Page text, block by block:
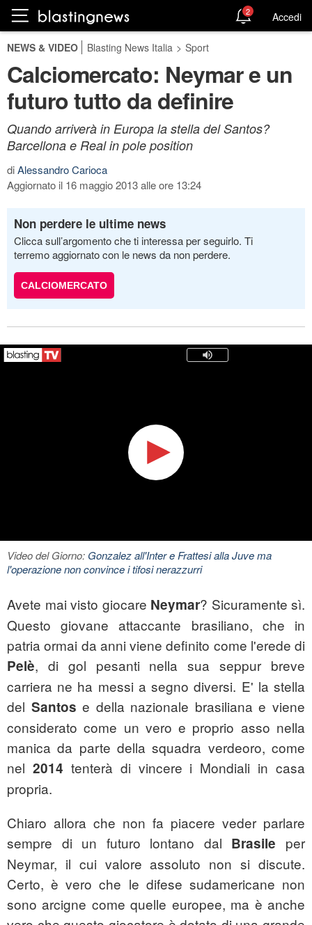
2 Accedi
NEWS & VIDEO Blasting News Italia > Sport
Calciomercato: Neymar e un
futuro tutto da definire
Quando arriverà in Europa la stella del Santos?
Barcellona e Real in pole position
diAlessandro Carioca
Aggiornato il 16 maggio 2013 alle ore 13:24
Non perdere le ultime news
Clicca sull’argomento che ti interessa per seguirlo. Ti
terremo aggiornato con le news da non perdere.
CALCIOMERCATO
Video del Giorno: Gonzalez all'Inter e Frattesi alla Juve ma
l'operazione non convince i tifosi nerazzurri
Avete mai visto giocare Neymar? Sicuramente sì.
Questo giovane attaccante brasiliano, che in
patria ormai da anni viene definito come l'erede di
Pelè, di gol pesanti nella sua seppur breve
carriera ne ha messi a segno diversi. E' la stella
del Santos e della nazionale brasiliana e viene
considerato come un vero e proprio asso nella
manica da parte della squadra verdeoro, come
nel 2014 tenterà di vincere i Mondiali in casa
propria.
Chiaro allora che non fa piacere veder parlare
sempre di un futuro lontano dal Brasile per
Neymar, il cui valore assoluto non si discute.
Certo, è vero che le difese sudamericane non
sono arcigne come quelle europee, ma è anche